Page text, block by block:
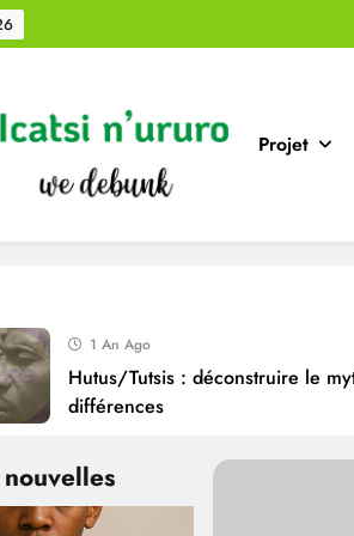
Projet
1 An Ago
Hutus/Tutsis : déconstruire le
différences
« Plus elle réussit, plus elle te
une idée reçue sur les femmes